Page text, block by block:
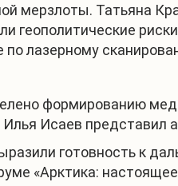
мерзлоты. Татьяна
геополитические
лазерному
формированию
Исаев представил
готовность к
«Арктика: